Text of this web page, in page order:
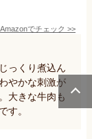
Amazonでチェック >>
っくり煮込ん
やかな刺激が
大きな牛肉も
す。